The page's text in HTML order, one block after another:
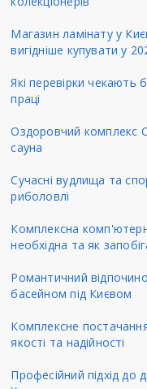
Магазин ламінату у
вигідніше купувати у
Які перевірки чекають
праці
Оздоровчий комплекс
сауна
Сучасні вудлища та
риболовлі
Комплексна
необхідна та як
Романтичний
басейном під Києвом
Комплексне
якості та надійності
Професійний підхід до